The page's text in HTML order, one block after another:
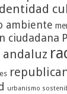
ambiente
ciudadana
andaluz
urbanismo